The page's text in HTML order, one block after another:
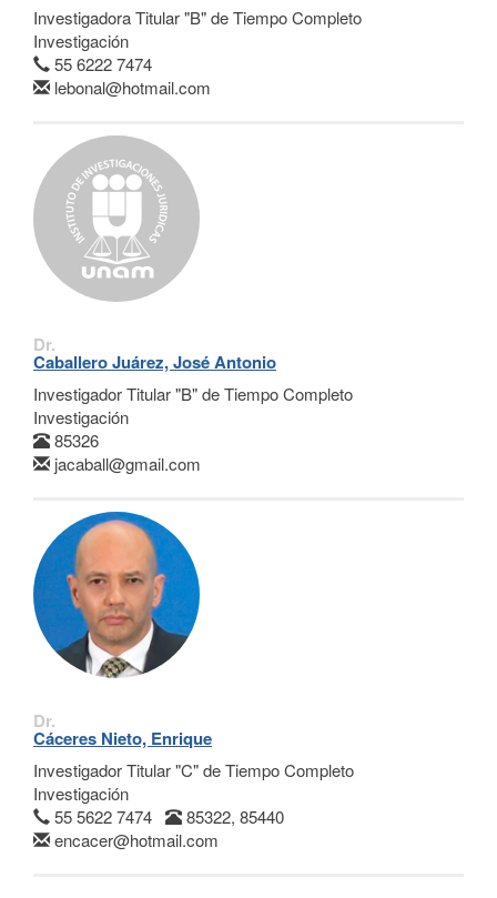
Investigadora Titular "B" de Tiempo Completo
Investigación
55 6222 7474
lebonal@hotmail.com
Dr.
Caballero Juárez, José Antonio
Investigador Titular "B" de Tiempo Completo
Investigación
85326
jacaball@gmail.com
Dr.
Cáceres Nieto, Enrique
Investigador Titular "C" de Tiempo Completo
Investigación
55 5622 7474
85322, 85440
encacer@hotmail.com